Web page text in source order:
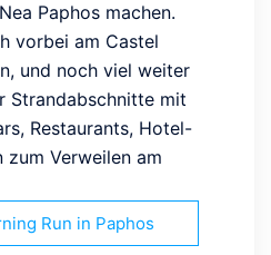
Paphos machen.
vorbei am Castel
und noch viel weiter
Strandabschnitte mit
Restaurants, Hotel-
zum Verweilen am
Run in Paphos